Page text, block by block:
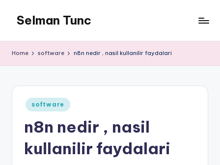
Selman Tunc
Home software n8n nedir , nasil kullanilir faydalari
Posted
in
software
n8n nedir , nasil
kullanilir faydalari